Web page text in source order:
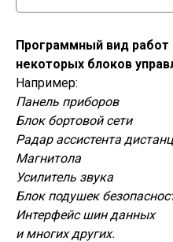
Программный вид
некоторых блоков
Например:
Панель приборов
Блок бортовой сети
Радар ассистента
Магнитола
Усилитель звука
Блок подушек
Интерфейс шин данных
и многих других.